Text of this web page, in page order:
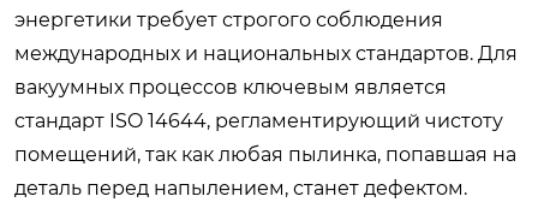
энергетики требует строгого соблюдения
международных и национальных стандартов. Для
вакуумных процессов ключевым является
стандарт ISO 14644, регламентирующий чистоту
помещений, так как любая пылинка, попавшая на
деталь перед напылением, станет дефектом.